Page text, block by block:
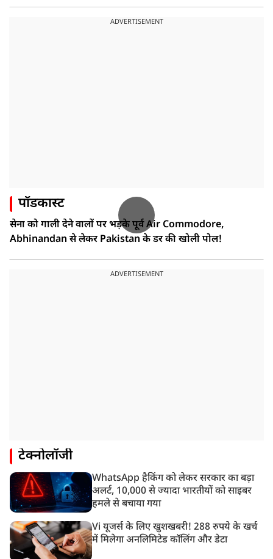
ADVERTISEMENT
पॉडकास्ट
सेना को गाली देने वालों पर भड़के पूर्व Air Commodore,
Abhinandan से लेकर Pakistan के डर की खोली पोल!
ADVERTISEMENT
टेक्नोलॉजी
WhatsApp हैकिंग को लेकर सरकार का बड़ा
अलर्ट, 10,000 से ज्यादा भारतीयों को साइबर
हमले से बचाया गया
Vi यूजर्स के लिए खुशखबरी! 288 रुपये के खर्च
में मिलेगा अनलिमिटेड कॉलिंग और डेटा